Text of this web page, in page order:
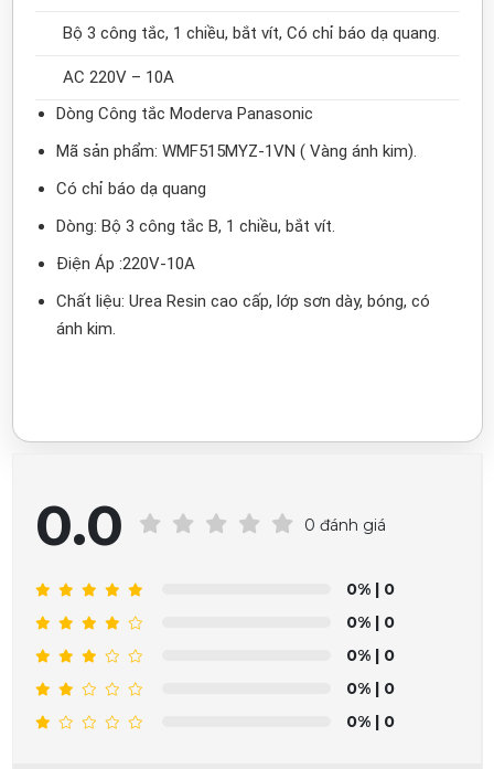
Bộ 3 công tắc, 1 chiều, bắt vít, Có chỉ báo dạ quang.
AC 220V – 10A
Dòng Công tắc Moderva Panasonic
Mã sản phẩm: WMF515MYZ‑1VN ( Vàng ánh kim).
Có chỉ báo dạ quang
Dòng: Bộ 3 công tắc B, 1 chiều, bắt vít.
Điện Áp :220V-10A
Chất liệu: Urea Resin cao cấp, lớp sơn dày, bóng, có
ánh kim.
0.0 0 đánh giá
0% | 0
0% | 0
0% | 0
0% | 0
0% | 0